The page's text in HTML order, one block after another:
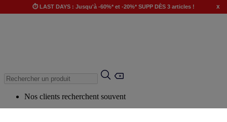
⏱️ LAST DAYS : Jusqu'à -60%* et -20%* SUPP DÈS 3 articles ! x
Nos clients recherchent souvent